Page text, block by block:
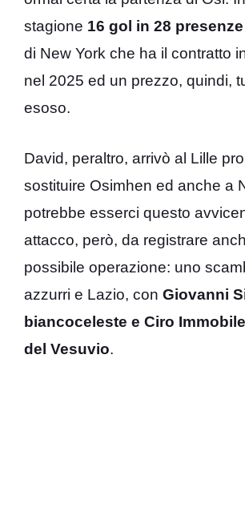
stagione 16 gol in 28 presenze
di New York che ha il contratto
nel 2025 ed un prezzo, quindi,
esoso.
David, peraltro, arrivò al Lille
sostituire Osimhen ed anche a
potrebbe esserci questo
attacco, però, da registrare
possibile operazione: uno
azzurri e Lazio, con Giovanni
biancoceleste e Ciro
del Vesuvio.